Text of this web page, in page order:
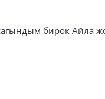
бирок Айла